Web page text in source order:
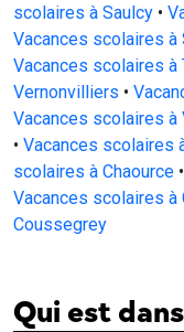
scolaires à Saulcy •
Vacances scolaires à
Vacances scolaires à
Vernonvilliers •
Vacances scolaires à
• Vacances scolaires
scolaires à Chaource •
Vacances scolaires à
Coussegrey
Qui est